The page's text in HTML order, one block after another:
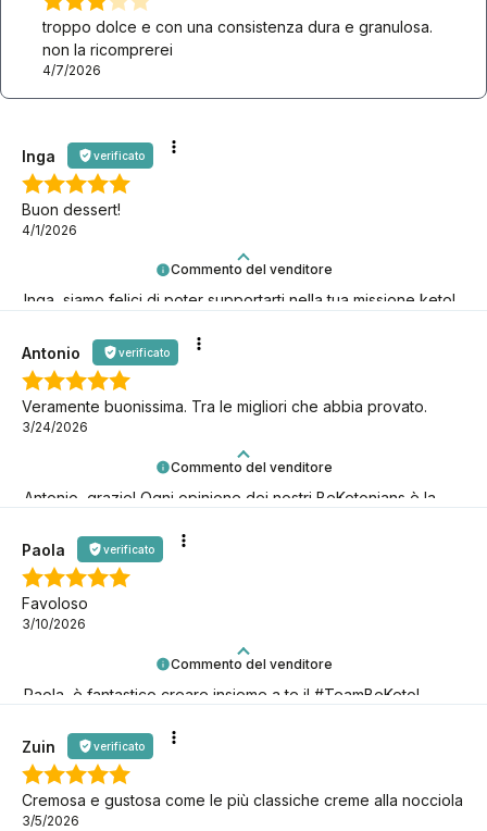
troppo dolce e con una consistenza dura e granulosa.
non la ricomprerei
4/7/2026
Commento del venditore
Inga, siamo felici di poter supportarti nella tua missione keto!
Inga verificato
Buon dessert!
4/1/2026
Commento del venditore
Antonio, grazie! Ogni opinione dei nostri BeKetonians è la
Antonio verificato
Veramente buonissima. Tra le migliori che abbia provato.
3/24/2026
Commento del venditore
Paola, è fantastico creare insieme a te il #TeamBeKeto!
Paola verificato
Favoloso
3/10/2026
Zuin verificato
Cremosa e gustosa come le più classiche creme alla nocciola
3/5/2026